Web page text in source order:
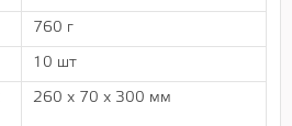
760 г
10 шт
260 x 70 x 300 мм